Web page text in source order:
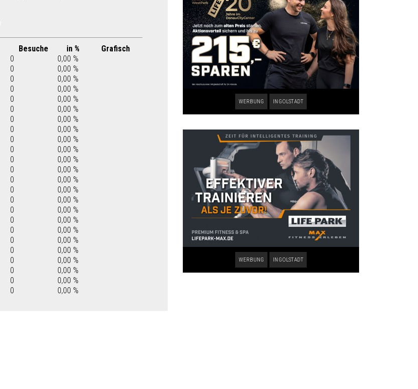
Besuche in %
Grafisch
0
0,00 %
0
0,00 %
0
0,00 %
0
0,00 %
0
0,00 %
0
0,00 %
0
0,00 %
0
0,00 %
0
0,00 %
0
0,00 %
0
0,00 %
0
0,00 %
0
0,00 %
0
0,00 %
0
0,00 %
0
0,00 %
0
0,00 %
0
0,00 %
0
0,00 %
0
0,00 %
0
0,00 %
0
0,00 %
0
0,00 %
0 0,00 %
WERBUNG INGOLSTADT
WERBUNG INGOLSTADT